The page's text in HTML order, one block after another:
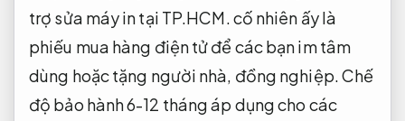
trợ sửa máy in tại TP.HCM. cố nhiên ấy là
phiếu mua hàng điện tử để các bạn im tâm
dùng hoặc tặng người nhà, đồng nghiệp. Chế
độ bảo hành 6-12 tháng áp dụng cho các